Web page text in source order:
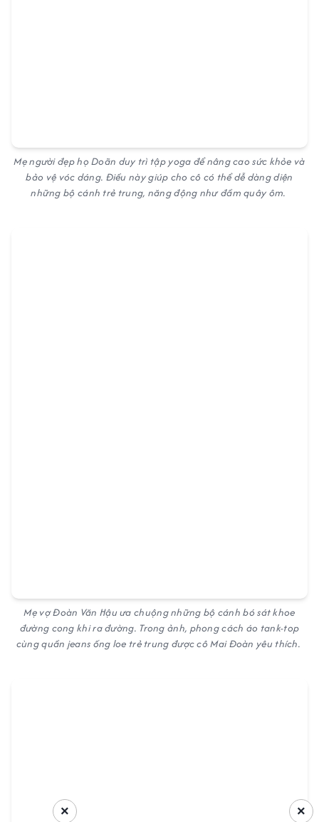
Mẹ người đẹp họ Doãn duy trì tập yoga để nâng cao sức khỏe và
bảo vệ vóc dáng. Điều này giúp cho cô có thể dễ dàng diện
những bộ cánh trẻ trung, năng động như đầm quây ôm.
Mẹ vợ Đoàn Văn Hậu ưa chuộng những bộ cánh bó sát khoe
đường cong khi ra đường. Trong ảnh, phong cách áo tank-top
cùng quần jeans ống loe trẻ trung được cô Mai Đoàn yêu thích.
×
×